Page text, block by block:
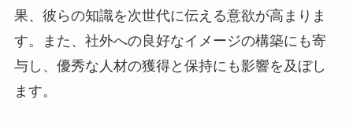
果、彼らの知識を次世代に伝える意欲が高まりま
す。また、社外への良好なイメージの構築にも寄
与し、優秀な人材の獲得と保持にも影響を及ぼし
ます。